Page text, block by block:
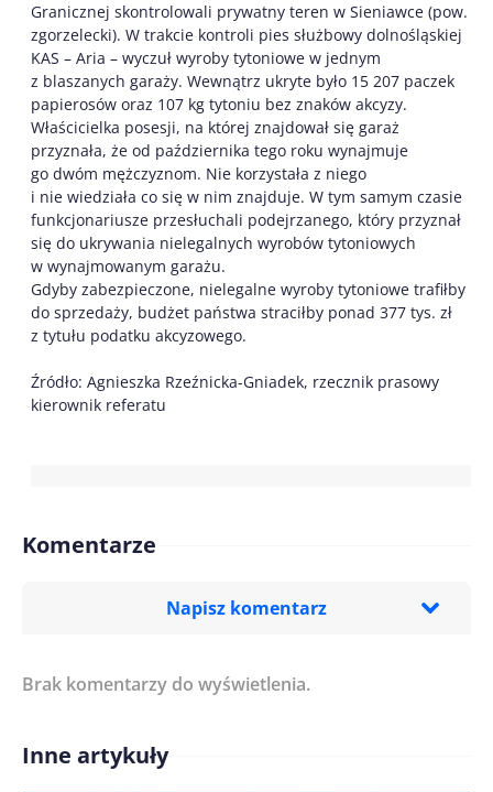
Granicznej skontrolowali prywatny teren w Sieniawce (pow.
zgorzelecki). W trakcie kontroli pies służbowy dolnośląskiej
KAS – Aria – wyczuł wyroby tytoniowe w jednym
z blaszanych garaży. Wewnątrz ukryte było 15 207 paczek
papierosów oraz 107 kg tytoniu bez znaków akcyzy.
Właścicielka posesji, na której znajdował się garaż
przyznała, że od października tego roku wynajmuje
go dwóm mężczyznom. Nie korzystała z niego
i nie wiedziała co się w nim znajduje. W tym samym czasie
funkcjonariusze przesłuchali podejrzanego, który przyznał
się do ukrywania nielegalnych wyrobów tytoniowych
w wynajmowanym garażu.
Gdyby zabezpieczone, nielegalne wyroby tytoniowe trafiłby
do sprzedaży, budżet państwa straciłby ponad 377 tys. zł
z tytułu podatku akcyzowego.
Źródło: Agnieszka Rzeźnicka-Gniadek, rzecznik prasowy
kierownik referatu
Komentarze
Napisz komentarz
Treść komentarza*
Imię/ Nick*
Brak komentarzy do wyświetlenia.
Inne artykuły